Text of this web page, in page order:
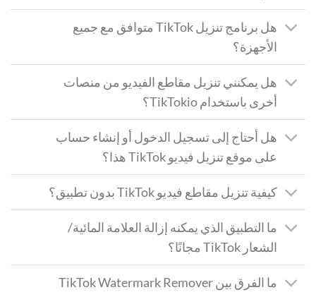
هل برنامج تنزيل TikTok متوافق مع جميع
الأجهزة؟
هل يمكنني تنزيل مقاطع الفيديو من منصات
أخرى باستخدام TikTokio؟
هل أحتاج إلى تسجيل الدخول أو إنشاء حساب
على موقع تنزيل فيديو TikTok هذا؟
كيفية تنزيل مقاطع فيديو TikTok بدون تطبيق؟
ما التطبيق الذي يمكنه إزالة العلامة المائية/
الشعار TikTok مجانًا؟
ما الفرق بين TikTok Watermark Remover